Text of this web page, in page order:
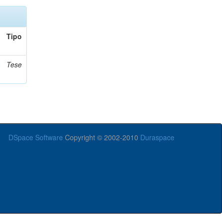
Tipo
Tese
DSpace Software Copyright © 2002-2010 Duraspace